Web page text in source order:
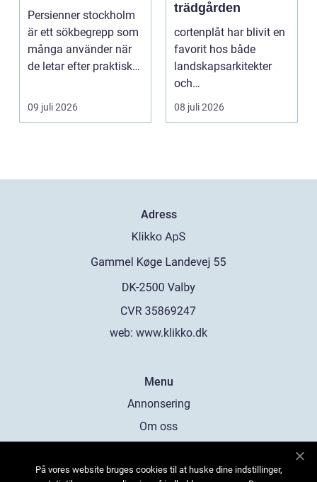
Persienner stockholm
är ett sökbegrepp som
många använder när
de letar efter praktiska
09 juli 2026
trädgården
cortenplåt har blivit en
favorit hos både
landskapsarkitekter
och
trädgårdsentusiaster.
Det är ett m...
08 juli 2026
Adress
web: www.klikko.dk
Menu
Annonsering
Om oss
Kontakta oss
På vores website bruges cookies til at huske dine indstillinger,